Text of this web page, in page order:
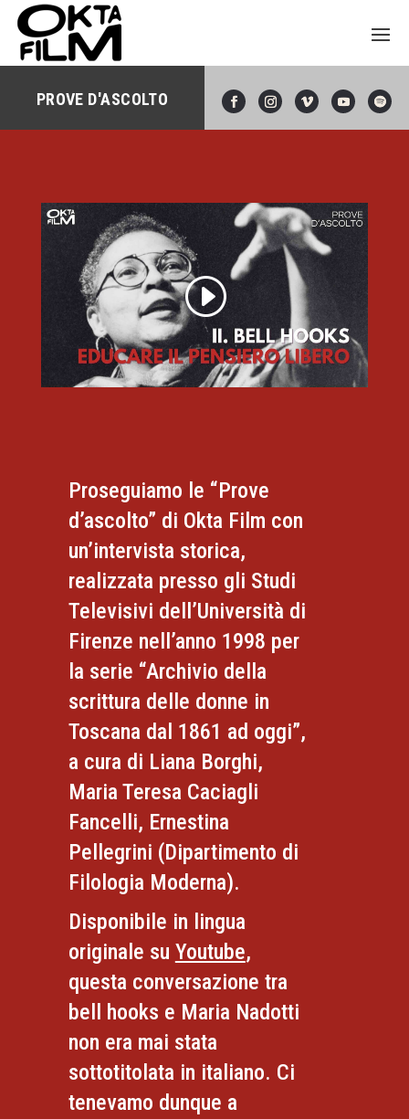
PROVE D'ASCOLTO
Proseguiamo le “Prove
d’ascolto” di Okta Film con
un’intervista storica,
realizzata presso gli Studi
Televisivi dell’Università di
Firenze nell’anno 1998 per
la serie “Archivio della
scrittura delle donne in
Toscana dal 1861 ad oggi”,
a cura di Liana Borghi,
Maria Teresa Caciagli
Fancelli, Ernestina
Pellegrini (Dipartimento di
Filologia Moderna).
Disponibile in lingua
originale su Youtube,
questa conversazione tra
bell hooks e Maria Nadotti
non era mai stata
sottotitolata in italiano. Ci
tenevamo dunque a